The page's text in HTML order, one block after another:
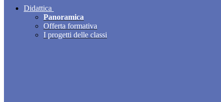
Didattica
Panoramica
Offerta formativa
I progetti delle classi